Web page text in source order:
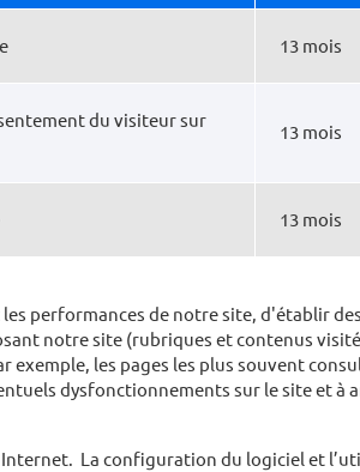
13 mois
du visiteur sur
13 mois
13 mois
performances de notre site, d'établir
notre site (rubriques et contenus
les pages les plus souvent
dysfonctionnements sur le site et à
Internet. La configuration du logiciel et